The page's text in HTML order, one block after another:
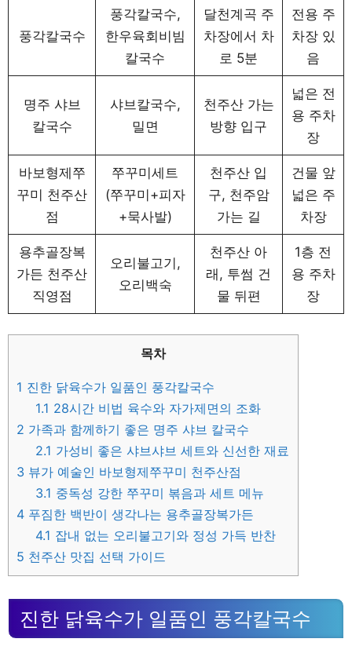
풍각칼국수
풍각칼국수,
한우육회비빔
칼국수
달천계곡 주
차장에서 차
로 5분
전용 주
차장 있
음
명주 샤브
칼국수
샤브칼국수,
밀면
천주산 가는
방향 입구
넓은 전
용 주차
장
바보형제쭈
꾸미 천주산
점
쭈꾸미세트
(쭈꾸미+피자
+묵사발)
천주산 입
구, 천주암
가는 길
건물 앞
넓은 주
차장
용추골장복
가든 천주산
직영점
오리불고기,
오리백숙
천주산 아
래, 투썸 건
물 뒤편
1층 전
용 주차
장
목차
1 진한 닭육수가 일품인 풍각칼국수
1.1 28시간 비법 육수와 자가제면의 조화
2 가족과 함께하기 좋은 명주 샤브 칼국수
2.1 가성비 좋은 샤브샤브 세트와 신선한 재료
3 뷰가 예술인 바보형제쭈꾸미 천주산점
3.1 중독성 강한 쭈꾸미 볶음과 세트 메뉴
4 푸짐한 백반이 생각나는 용추골장복가든
4.1 잡내 없는 오리불고기와 정성 가득 반찬
5 천주산 맛집 선택 가이드
진한 닭육수가 일품인 풍각칼국수